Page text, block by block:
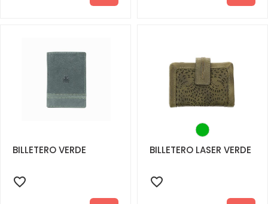
BILLETERO VERDE BILLETERO LASER VERDE